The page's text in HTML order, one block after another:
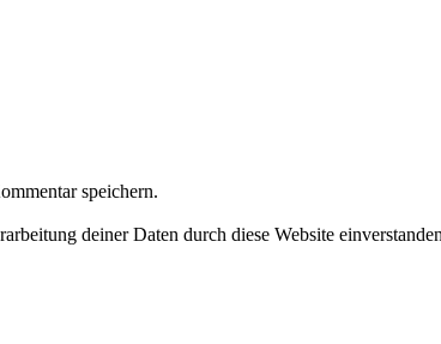
speichern.
deiner Daten durch diese Website